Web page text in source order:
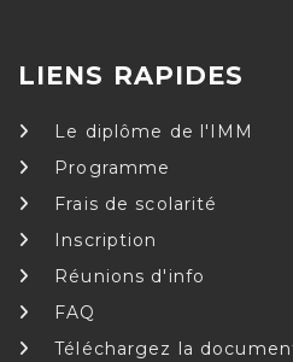
LIENS RAPIDES
Le diplôme de l'IMM
Programme
Frais de scolarité
Inscription
Réunions d'info
FAQ
Téléchargez la